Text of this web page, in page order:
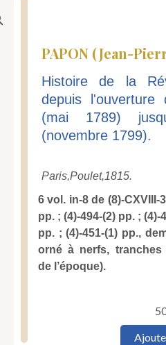
PAPON (Jean-
Histoire de la
depuis l'ouverture
(mai 1789)
(novembre 1799).
Paris,Poulet,1815.
6 vol. in-8 de (8)-CXVIII-
pp. ; (4)-494-(2) pp. ; (4)-
pp. ; (4)-451-(1) pp.,
orné à nerfs, tranches
de l’époque).
quantité